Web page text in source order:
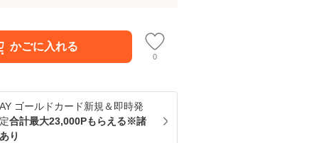
かごに入れる
0
ゴールドカード新規＆即時発
合計最大23,000Pもらえる※諸
り